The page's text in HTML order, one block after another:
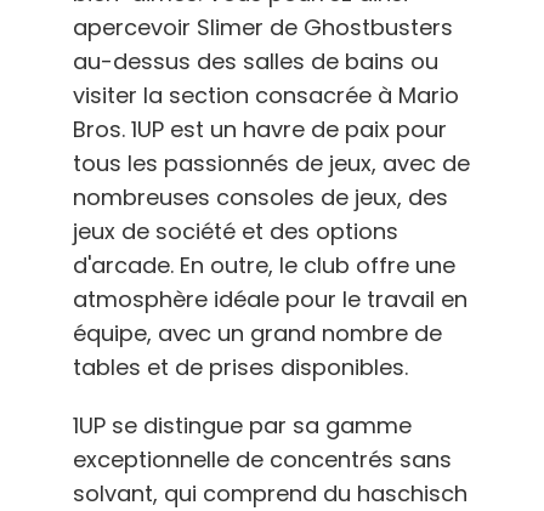
apercevoir Slimer de Ghostbusters
au-dessus des salles de bains ou
visiter la section consacrée à Mario
Bros. 1UP est un havre de paix pour
tous les passionnés de jeux, avec de
nombreuses consoles de jeux, des
jeux de société et des options
d'arcade. En outre, le club offre une
atmosphère idéale pour le travail en
équipe, avec un grand nombre de
tables et de prises disponibles.
1UP se distingue par sa gamme
exceptionnelle de concentrés sans
solvant, qui comprend du haschisch